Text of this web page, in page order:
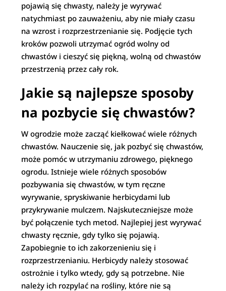
pojawią się chwasty, należy je wyrywać
natychmiast po zauważeniu, aby nie miały czasu
na wzrost i rozprzestrzenianie się. Podjęcie tych
kroków pozwoli utrzymać ogród wolny od
chwastów i cieszyć się piękną, wolną od chwastów
przestrzenią przez cały rok.
Jakie są najlepsze sposoby
na pozbycie się chwastów?
W ogrodzie może zacząć kiełkować wiele różnych
chwastów. Nauczenie się, jak pozbyć się chwastów,
może pomóc w utrzymaniu zdrowego, pięknego
ogrodu. Istnieje wiele różnych sposobów
pozbywania się chwastów, w tym ręczne
wyrywanie, spryskiwanie herbicydami lub
przykrywanie mulczem. Najskuteczniejsze może
być połączenie tych metod. Najlepiej jest wyrywać
chwasty ręcznie, gdy tylko się pojawią.
Zapobiegnie to ich zakorzenieniu się i
rozprzestrzenianiu. Herbicydy należy stosować
ostrożnie i tylko wtedy, gdy są potrzebne. Nie
należy ich rozpylać na rośliny, które nie są